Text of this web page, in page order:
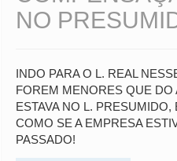
NO
INDO PARA O L. REAL
FOREM MENORES QUE DO
ESTAVA NO L.
COMO SE A EMPRESA
PASSADO!